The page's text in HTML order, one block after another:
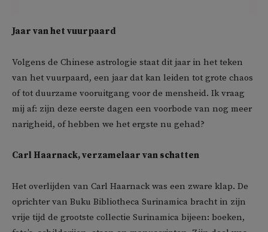
Jaar van het vuurpaard
Volgens de Chinese astrologie staat dit jaar in het teken
van het vuurpaard, een jaar dat kan leiden tot grote chaos
of tot duurzame vooruitgang voor de mensheid. Ik vraag
mij af: zijn deze eerste dagen een voorbode van nog meer
narigheid, of hebben we het ergste nu gehad?
Carl Haarnack, verzamelaar van schatten
Het overlijden van Carl Haarnack was een zware klap. De
oprichter van Buku Bibliotheca Surinamica bracht in zijn
vrije tijd de grootste collectie Surinamica bijeen: boeken,